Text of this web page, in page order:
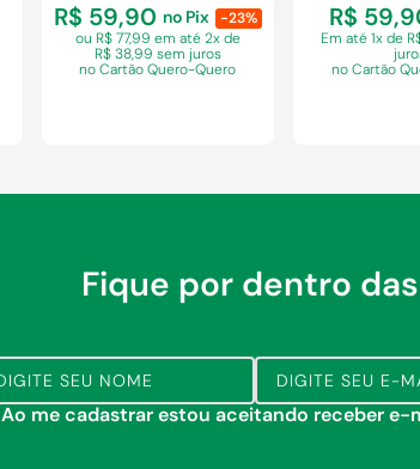
R$ 59,90 no Pix
-23%
ou R$ 77,99 em até 2x de
R$ 38,99 sem juros
no Cartão Quero-Quero
COMPRAR
R$
Ematé 1x de
no Cartão
COMPRAR
Fique por dentro
Ao me cadastrar estou aceitando receber